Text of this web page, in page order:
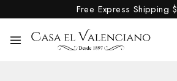
Free Express Shipping